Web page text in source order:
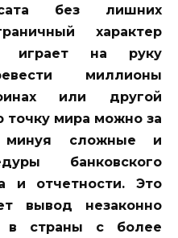
без лишних
характер
играет на руку
миллионы
или другой
точку мира можно за
минуя сложные и
банковского
и отчетности. Это
вывод незаконно
в страны с более